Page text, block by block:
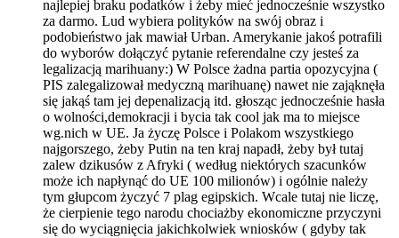
najlepiej braku podatków i żeby mieć jednocześnie wszystko
za darmo. Lud wybiera polityków na swój obraz i
podobieństwo jak mawiał Urban. Amerykanie jakoś potrafili
do wyborów dołączyć pytanie referendalne czy jesteś za
legalizacją marihuany:) W Polsce żadna partia opozycyjna (
PIS zalegalizował medyczną marihuanę) nawet nie zająknęła
się jakąś tam jej depenalizacją itd. głosząc jednocześnie hasła
o wolności,demokracji i bycia tak cool jak ma to miejsce
wg.nich w UE. Ja życzę Polsce i Polakom wszystkiego
najgorszego, żeby Putin na ten kraj napadł, żeby był tutaj
zalew dzikusów z Afryki ( według niektórych szacunków
może ich napłynąć do UE 100 milionów) i ogólnie należy
tym głupcom życzyć 7 plag egipskich. Wcale tutaj nie liczę,
że cierpienie tego narodu chociażby ekonomiczne przyczyni
się do wyciągnięcia jakichkolwiek wniosków ( gdyby tak